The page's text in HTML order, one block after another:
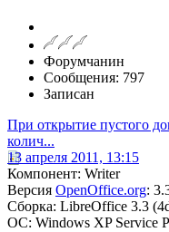
Форумчанин
Сообщения: 797
Записан
При открытие пустого
колич...
13 апреля 2011, 13:15
Компонент: Writer
Версия OpenOffice.org:
Сборка: LibreOffice 3.3
ОС: Windows XP Service